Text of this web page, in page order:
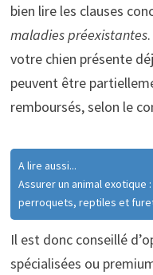
bien lire les clauses
maladies préexistantes
votre chien présente
peuvent être
remboursés, selon le
A lire aussi...
Assurer un animal
perroquets, reptiles et
Il est donc conseillé
spécialisées ou